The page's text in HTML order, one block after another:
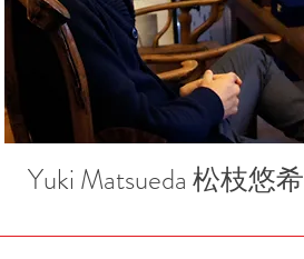
Yuki Matsueda 松枝悠希